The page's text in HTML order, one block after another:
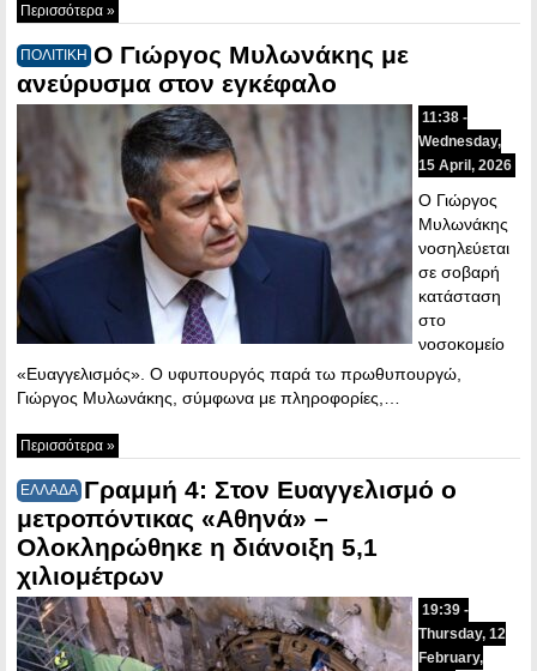
Περισσότερα »
ΠΟΛΙΤΙΚΗ Ο Γιώργος Μυλωνάκης με
ανεύρυσμα στον εγκέφαλο
11:38 -
Wednesday,
15 April, 2026
Ο Γιώργος
Μυλωνάκης
νοσηλεύεται
σε σοβαρή
κατάσταση
στο
νοσοκομείο
«Ευαγγελισμός». Ο υφυπουργός παρά τω πρωθυπουργώ,
Γιώργος Μυλωνάκης, σύμφωνα με πληροφορίες,…
Περισσότερα »
ΕΛΛΑΔΑ Γραμμή 4: Στον Ευαγγελισμό ο
μετροπόντικας «Αθηνά» –
Ολοκληρώθηκε η διάνοιξη 5,1
χιλιομέτρων
19:39 -
Thursday, 12
February,